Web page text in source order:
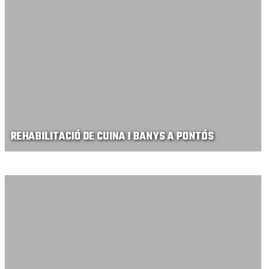
REHABILITACIÓ DE CUINA I BANYS A PONTÓS